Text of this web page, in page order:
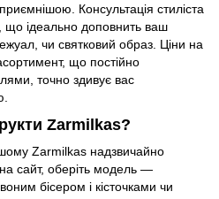
Консультація стиліста
що ідеально доповнить ваш
чи святковий образ. Ціни на
що постійно
точно здивує вас
Zarmilkas?
Zarmilkas надзвичайно
сайт, оберіть модель —
бісером і кісточками чи